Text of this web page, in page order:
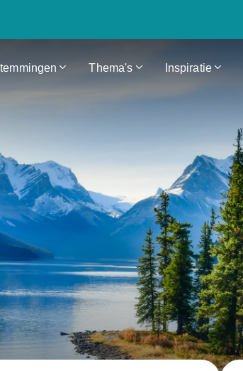
Thema's Inspiratie